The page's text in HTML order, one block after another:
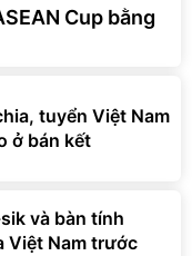
Cup bằng
tuyển Việt Nam
ở bán kết
và bàn tính
Việt Nam trước